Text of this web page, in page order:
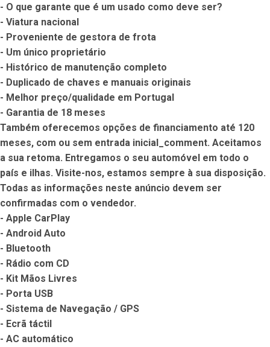
- O que garante que é um usado como deve ser?
- Viatura nacional
- Proveniente de gestora de frota
- Um único proprietário
- Histórico de manutenção completo
- Duplicado de chaves e manuais originais
- Melhor preço/qualidade em Portugal
- Garantia de 18 meses
Também oferecemos opções de financiamento até 120
meses, com ou sem entrada inicial_comment. Aceitamos
a sua retoma. Entregamos o seu automóvel em todo o
país e ilhas. Visite-nos, estamos sempre à sua disposição.
Todas as informações neste anúncio devem ser
confirmadas com o vendedor.
- Apple CarPlay
- Android Auto
- Bluetooth
- Rádio com CD
- Kit Mãos Livres
- Porta USB
- Sistema de Navegação / GPS
- Ecrã táctil
- AC automático